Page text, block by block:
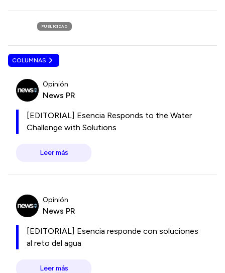
PUBLICIDAD
COLUMNAS
Opinión
News PR
[EDITORIAL] Esencia Responds to the Water
Challenge with Solutions
Leer más
Opinión
News PR
[EDITORIAL] Esencia responde con soluciones
al reto del agua
Leer más